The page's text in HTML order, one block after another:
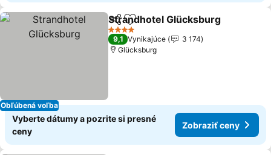
Obľúbená voľba
ZdieľaťPridať do obľúbených
Strandhotel Glücksburg
4 Počet hviezdičiek
9,1 Vynikajúce
3 174
Glücksburg
Vyberte dátumy a pozrite si presné
ceny
Zobraziť ceny